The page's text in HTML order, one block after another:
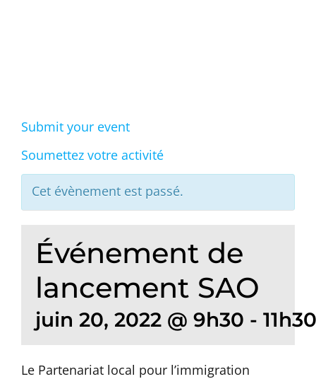
Submit your event
Soumettez votre activité
Cet évènement est passé.
Événement de
lancement SAO
juin 20, 2022 @ 9h30 - 11h30
Le Partenariat local pour l’immigration